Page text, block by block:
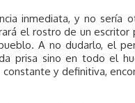
inmediata, y no sería
el rostro de un escritor
A no dudarlo, el
prisa sino en todo el
y definitiva,